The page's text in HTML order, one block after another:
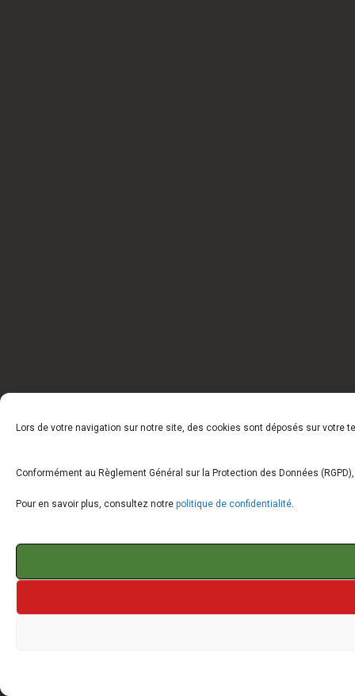
Lors de votre navigation sur notre site, des cookies sont déposés sur votre
Conformément au Règlement Général sur la Protection des Données
Pour en savoir plus, consultez notre politique de confidentialité.